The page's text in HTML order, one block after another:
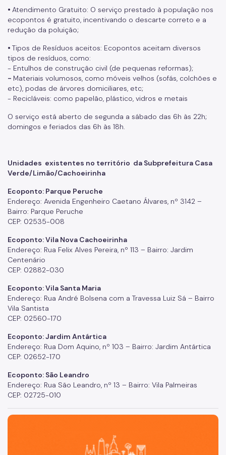
• Atendimento Gratuito: O serviço prestado à população nos
ecopontos é gratuito, incentivando o descarte correto e a
redução da poluição;
• Tipos de Resíduos aceitos: Ecopontos aceitam diversos
tipos de resíduos, como:
- Entulhos de construção civil (de pequenas reformas);
- Materiais volumosos, como móveis velhos (sofás, colchões e
etc), podas de árvores domiciliares, etc;
- Recicláveis: como papelão, plástico, vidros e metais
O serviço está aberto de segunda a sábado das 6h às 22h;
domingos e feriados das 6h às 18h.
Unidades existentes no território da Subprefeitura Casa
Verde/Limão/Cachoeirinha
Ecoponto: Parque Peruche
Endereço: Avenida Engenheiro Caetano Álvares, nº 3142 –
Bairro: Parque Peruche
CEP: 02535-008
Ecoponto: Vila Nova Cachoeirinha
Endereço: Rua Felix Alves Pereira, nº 113 – Bairro: Jardim
Centenário
CEP: 02882-030
Ecoponto: Vila Santa Maria
Endereço: Rua André Bolsena com a Travessa Luiz Sá – Bairro
Vila Santista
CEP: 02560-170
Ecoponto: Jardim Antártica
Endereço: Rua Dom Aquino, nº 103 – Bairro: Jardim Antártica
CEP: 02652-170
Ecoponto: São Leandro
Endereço: Rua São Leandro, nº 13 – Bairro: Vila Palmeiras
CEP: 02725-010
São Paulo, cidade inteligente, resiliente e sustentável